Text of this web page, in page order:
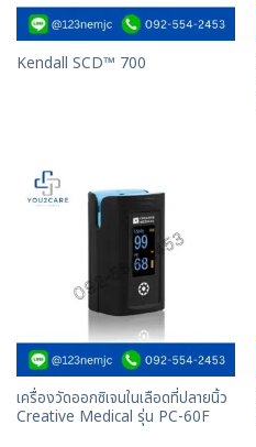
Kendall SCD™ 700
เครื่องวัดออกซิเจนในเลือดที่ปลายนิ้ว
Creative Medical รุ่น PC-60F